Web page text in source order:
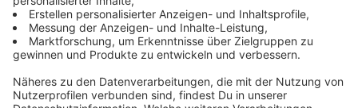
Was macht der Künstler eigentlich, wenn er nicht auf
der Bühne oder vor der Kamera steht? Hier erfahren
wir es. Im Podcast " Wat ne Woche" erzählt Atze
Schröder die schönsten Geschichten, die lustigsten
Anekdoten, intime Geständnisse und haut natürlich